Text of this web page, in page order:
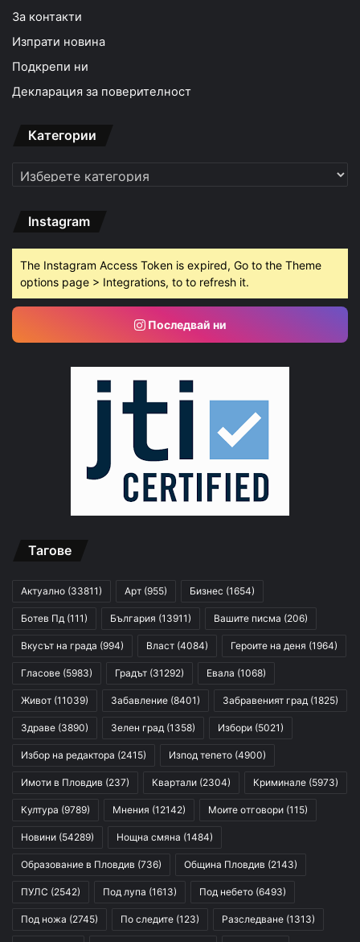
За контакти
Изпрати новина
Подкрепи ни
Декларация за поверителност
Категории
Категории
Instagram
The Instagram Access Token is expired, Go to the Theme
options page > Integrations, to to refresh it.
Последвай ни
Тагове
Актуално (33811) Арт (955) Бизнес (1654)
Ботев Пд (111) България (13911) Вашите писма (206)
Вкусът на града (994) Власт (4084) Героите на деня (1964)
Гласове (5983) Градът (31292) Евала (1068)
Живот (11039) Забавление (8401) Забравеният град (1825)
Здраве (3890) Зелен град (1358) Избори (5021)
Избор на редактора (2415) Изпод тепето (4900)
Имоти в Пловдив (237) Квартали (2304) Криминале (5973)
Култура (9789) Мнения (12142) Моите отговори (115)
Новини (54289) Нощна смяна (1484)
Образование в Пловдив (736) Община Пловдив (2143)
ПУЛС (2542) Под лупа (1613) Под небето (6493)
Под ножа (2745) По следите (123) Разследване (1313)